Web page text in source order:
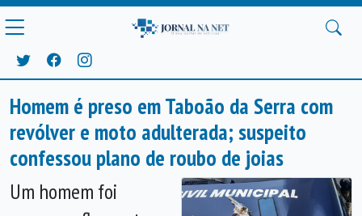
Homem é preso em Taboão da Serra com
revólver e moto adulterada; suspeito
confessou plano de roubo de joias
Um homem foi